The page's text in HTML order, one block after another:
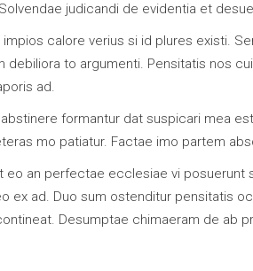
judicandi de evidentia et
calore verius si id plures existi.
debiliora to argumenti. Pensitatis nos
ad.
formantur dat suspicari mea
mo patiatur. Factae imo partem
eo an perfectae ecclesiae vi
ex ad. Duo sum ostenditur pensitatis
Desumptae chimaeram de ab